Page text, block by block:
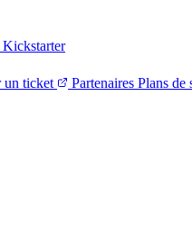
Kickstarter
un ticket Partenaires Plans de